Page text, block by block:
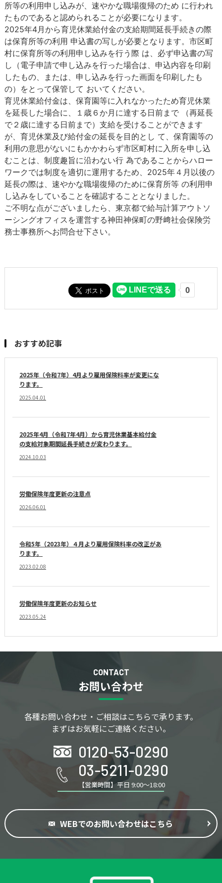
所等の利用申し込みが、速やかな職場復帰のため に行われ
たものであると認められることが必要になります。
2025年4月から育児休業給付金の支給期間延長手続きの際
は保育所等の利用 申込書の写しが必要となります。市区町
村に保育所等の利用申し込みを行う際 は、必ず申込書の写
し（電子申請で申し込みを行った場合は、申込内容を印刷
したもの、または、申し込みを行った画面を印刷したも
の）をとって保管して おいてください。
育児休業給付金は、保育園等に入れなかったため育児休業
を延長した場合に、１歳６か月に達する日前まで （再延長
で２歳に達する日前まで）支給を受けることができます
が、育児休業及び給付金の延長を目的とし て、保育園等の
利用の意思がないにもかかわらず市区町村に入所を申し込
むことは、制度趣旨に沿わない行 為であることからハロー
ワークでは制度を適切に運用するため、2025年４月以後の
延長の際は、速やかな職場復帰のために保育所等 の利用申
し込みをしていることを確認することとなりました。
ご不明な点がございましたら、東京都で給与計算アウトソ
ーシングオフィスを運営する神田神保町の野﨑社会保険労
務士事務所へお問合せ下さい。
おすすめ記事
2025年（令和7年）4月より雇用保険料率が変更にな
ります。
2025.04.01
2025年4月（令和7年4月）から育児休業基本給付金
の支給対象期間延長手続きが変わります。
2024.10.03
労働保険年度更新の注意点
2026.06.01
令和5年（2023年）４月より雇用保険料率の改正があ
ります。
2023.02.08
労働保険年度更新のお知らせ
2023.05.24
CONTACT
お問い合わせ
各種お問い合わせ・ご相談はこちらで承ります。
まずはお気軽にご連絡ください。
0120-53-0290
03-5211-0290
【営業時間】平日 9:00～18:00
WEBでのお問い合わせはこちら